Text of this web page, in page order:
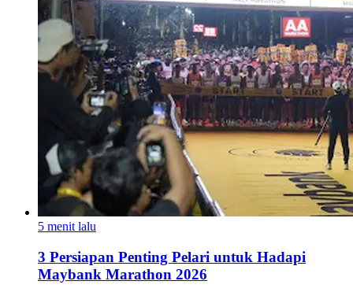
5 menit lalu
3 Persiapan Penting Pelari untuk Hadapi
Maybank Marathon 2026